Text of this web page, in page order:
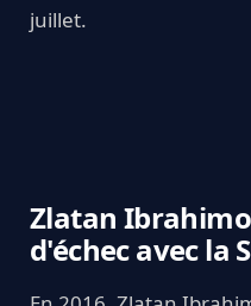
juillet.
Zlatan
d'échec avec la